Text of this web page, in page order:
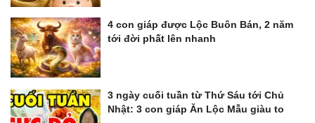
4 con giáp được Lộc Buôn Bán, 2 năm
tới đời phất lên nhanh
3 ngày cuối tuần từ Thứ Sáu tới Chủ
Nhật: 3 con giáp Ăn Lộc Mẫu giàu to